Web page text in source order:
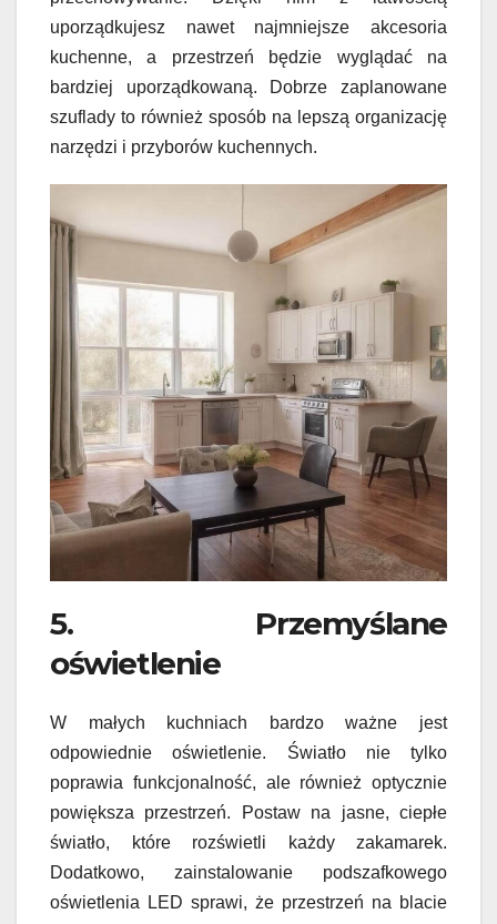
uporządkujesz nawet najmniejsze akcesoria
kuchenne, a przestrzeń będzie wyglądać na
bardziej uporządkowaną. Dobrze zaplanowane
szuflady to również sposób na lepszą organizację
narzędzi i przyborów kuchennych.
5. Przemyślane
oświetlenie
W małych kuchniach bardzo ważne jest
odpowiednie oświetlenie. Światło nie tylko
poprawia funkcjonalność, ale również optycznie
powiększa przestrzeń. Postaw na jasne, ciepłe
światło, które rozświetli każdy zakamarek.
Dodatkowo, zainstalowanie podszafkowego
oświetlenia LED sprawi, że przestrzeń na blacie